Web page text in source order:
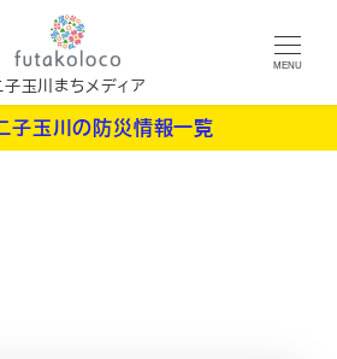
玉川まちメディア
MENU
玉川の防災情報一覧